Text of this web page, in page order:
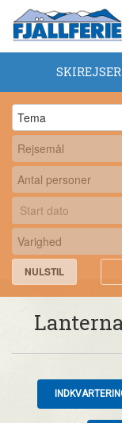
SKIREJSER
NULSTIL